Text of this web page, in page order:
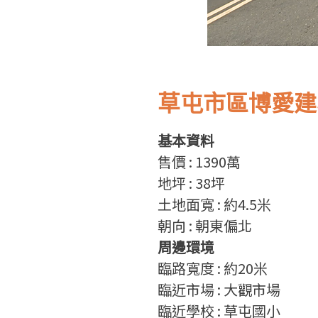
草屯市區博愛
基本資料
售價 : 1390萬
地坪 : 38坪
土地面寬 : 約4.5米
朝向 : 朝東偏北
周邊環境
臨路寬度 : 約20米
臨近市場 : 大觀市場
臨近學校 : 草屯國小